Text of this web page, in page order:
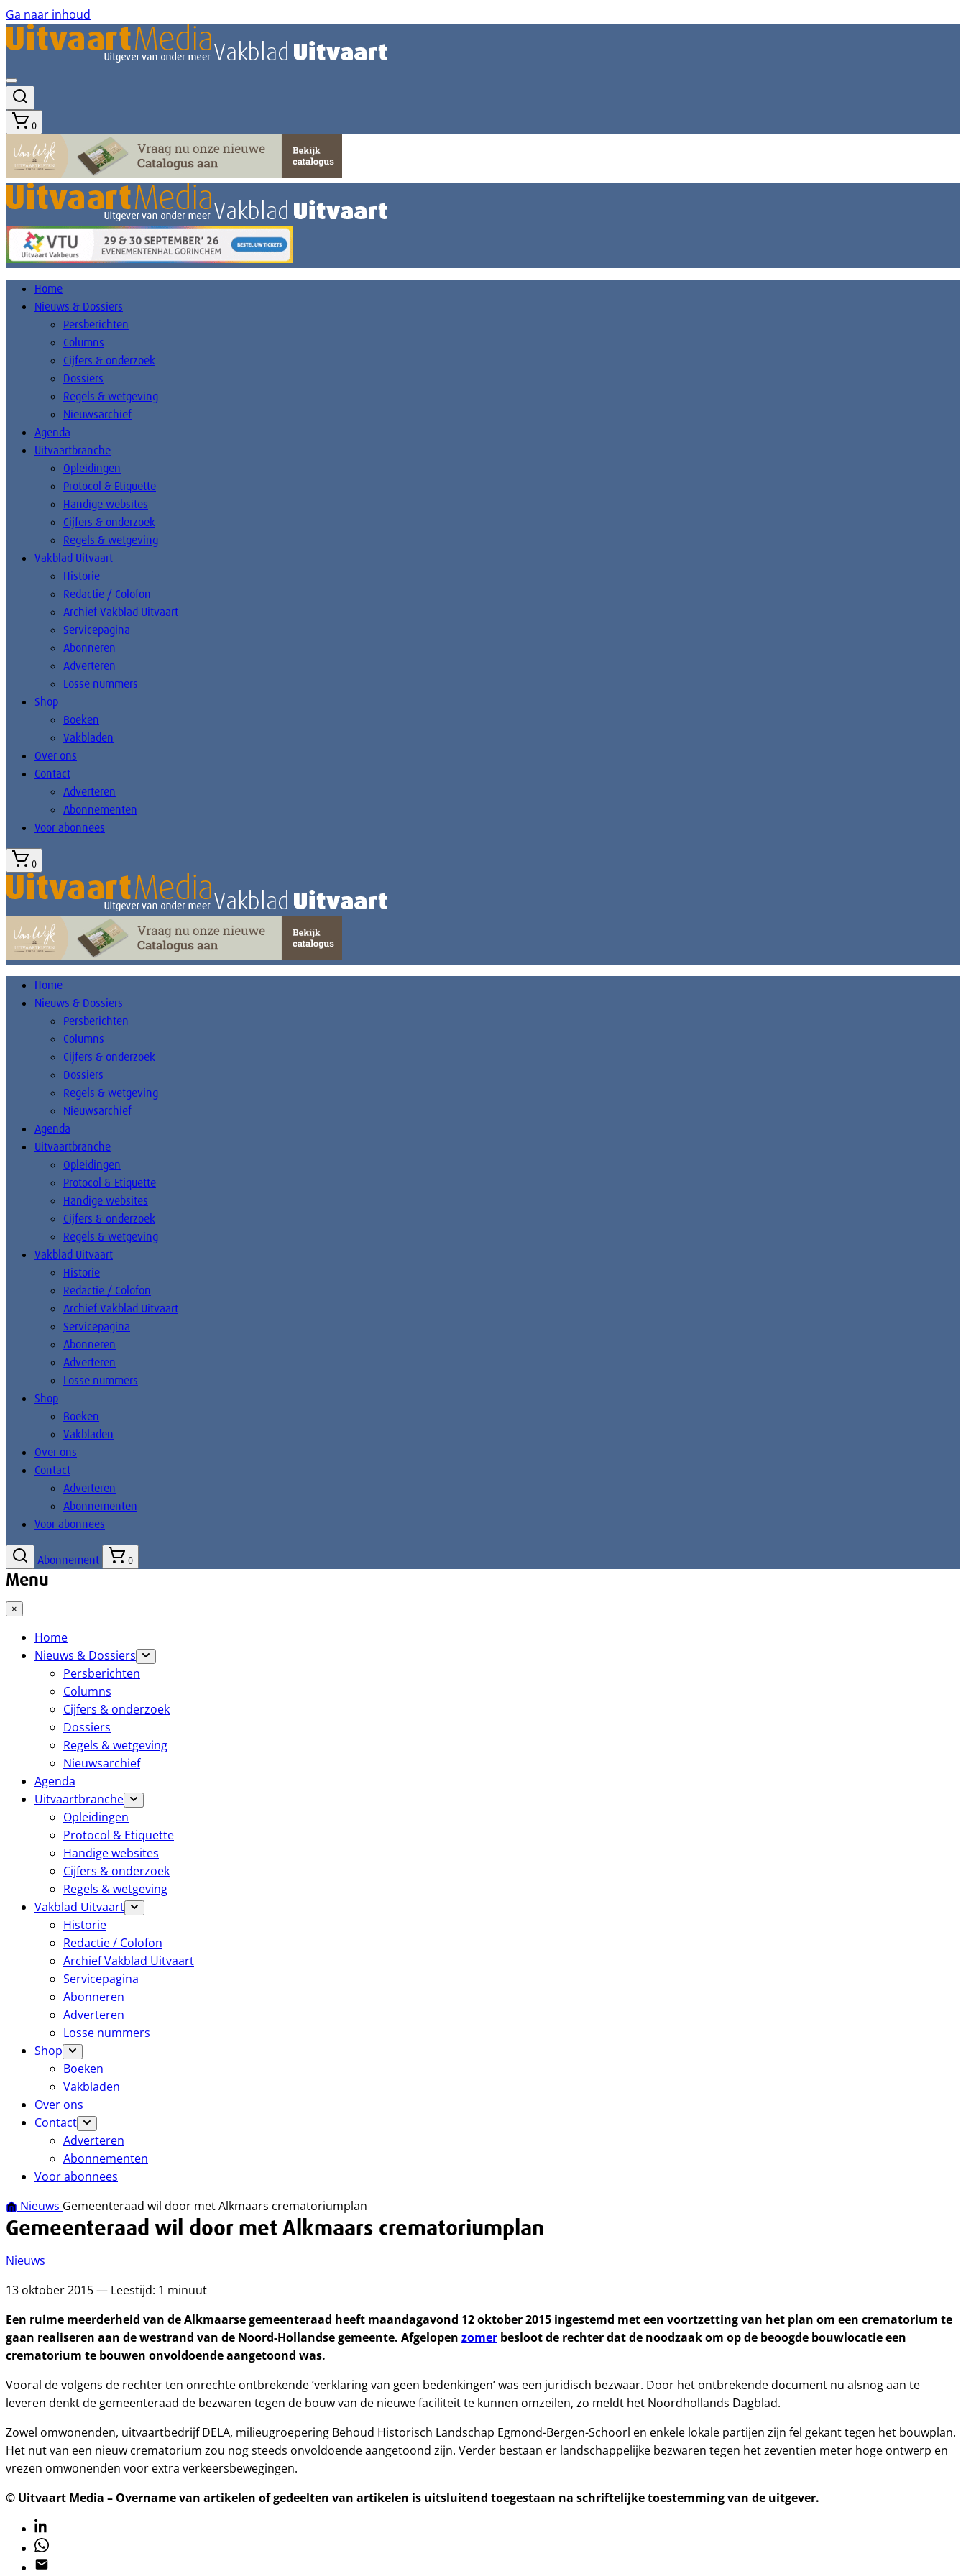
Ga naar inhoud
0
Home
Nieuws & Dossiers
Persberichten
Columns
Cijfers & onderzoek
Dossiers
Regels & wetgeving
Nieuwsarchief
Agenda
Uitvaartbranche
Opleidingen
Protocol & Etiquette
Handige websites
Cijfers & onderzoek
Regels & wetgeving
Vakblad Uitvaart
Historie
Redactie / Colofon
Archief Vakblad Uitvaart
Servicepagina
Abonneren
Adverteren
Losse nummers
Shop
Boeken
Vakbladen
Over ons
Contact
Adverteren
Abonnementen
Voor abonnees
0
Home
Nieuws & Dossiers
Persberichten
Columns
Cijfers & onderzoek
Dossiers
Regels & wetgeving
Nieuwsarchief
Agenda
Uitvaartbranche
Opleidingen
Protocol & Etiquette
Handige websites
Cijfers & onderzoek
Regels & wetgeving
Vakblad Uitvaart
Historie
Redactie / Colofon
Archief Vakblad Uitvaart
Servicepagina
Abonneren
Adverteren
Losse nummers
Shop
Boeken
Vakbladen
Over ons
Contact
Adverteren
Abonnementen
Voor abonnees
Abonnement 0
Menu
×
Home
Nieuws & Dossiers
Persberichten
Columns
Cijfers & onderzoek
Dossiers
Regels & wetgeving
Nieuwsarchief
Agenda
Uitvaartbranche
Opleidingen
Protocol & Etiquette
Handige websites
Cijfers & onderzoek
Regels & wetgeving
Vakblad Uitvaart
Historie
Redactie / Colofon
Archief Vakblad Uitvaart
Servicepagina
Abonneren
Adverteren
Losse nummers
Shop
Boeken
Vakbladen
Over ons
Contact
Adverteren
Abonnementen
Voor abonnees
Nieuws Gemeenteraad wil door met Alkmaars crematoriumplan
Gemeenteraad wil door met Alkmaars crematoriumplan
Nieuws
13 oktober 2015 — Leestijd: 1 minuut
Een ruime meerderheid van de Alkmaarse gemeenteraad heeft maandagavond 12 oktober 2015 ingestemd met een voortzetting van het plan om een crematorium te
gaan realiseren aan de westrand van de Noord-Hollandse gemeente. Afgelopen zomer besloot de rechter dat de noodzaak om op de beoogde bouwlocatie een
crematorium te bouwen onvoldoende aangetoond was.
Vooral de volgens de rechter ten onrechte ontbrekende ’verklaring van geen bedenkingen’ was een juridisch bezwaar. Door het ontbrekende document nu alsnog aan te
leveren denkt de gemeenteraad de bezwaren tegen de bouw van de nieuwe faciliteit te kunnen omzeilen, zo meldt het Noordhollands Dagblad.
Zowel omwonenden, uitvaartbedrijf DELA, milieugroepering Behoud Historisch Landschap Egmond-Bergen-Schoorl en enkele lokale partijen zijn fel gekant tegen het bouwplan.
Het nut van een nieuw crematorium zou nog steeds onvoldoende aangetoond zijn. Verder bestaan er landschappelijke bezwaren tegen het zeventien meter hoge ontwerp en
vrezen omwonenden voor extra verkeersbewegingen.
© Uitvaart Media – Overname van artikelen of gedeelten van artikelen is uitsluitend toegestaan na schriftelijke toestemming van de uitgever.
Linkedin
Whatsapp
Email